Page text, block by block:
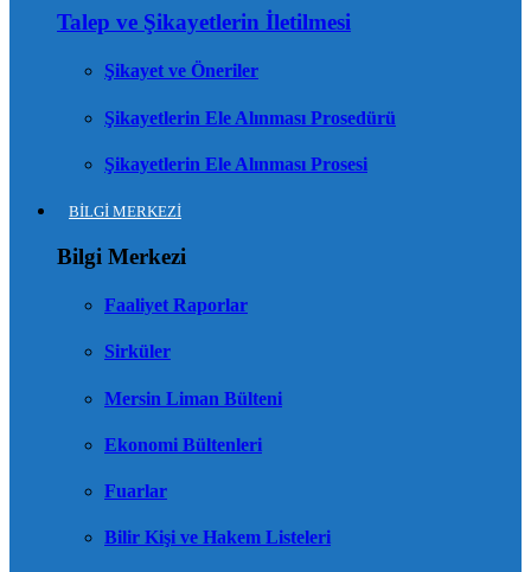
Talep ve Şikayetlerin İletilmesi
Şikayet ve Öneriler
Şikayetlerin Ele Alınması Prosedürü
Şikayetlerin Ele Alınması Prosesi
BİLGİ MERKEZİ
Bilgi Merkezi
Faaliyet Raporlar
Sirküler
Mersin Liman Bülteni
Ekonomi Bültenleri
Fuarlar
Bilir Kişi ve Hakem Listeleri